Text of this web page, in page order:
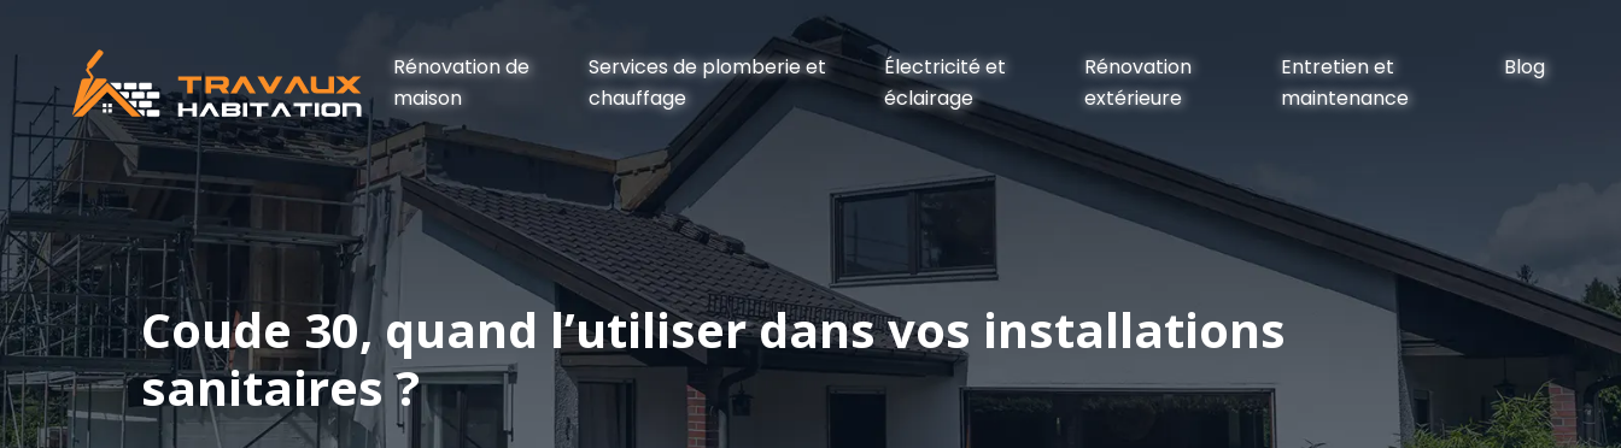
Rénovation de
maison
Services de plomberie et
chauffage
Électricité et
éclairage
Rénovation
extérieure
Entretien et
maintenance
Blog
Coude 30, quand l’utiliser dans vos installations
sanitaires ?